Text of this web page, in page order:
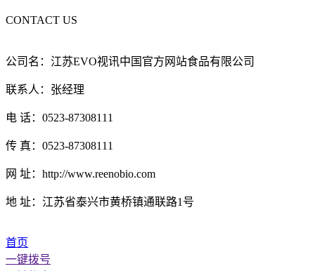
CONTACT US
公司名：江苏EVO视讯中国官方网站食品有限公司
联系人：张经理
电 话：0523-87308111
传 真：0523-87308111
网 址：http://www.reenobio.com
地 址：江苏省泰兴市黄桥镇通联路1号
首页
一键拨号